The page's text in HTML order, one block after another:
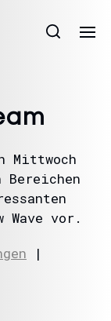
Mittwoch
Bereichen
Wave vor.
|